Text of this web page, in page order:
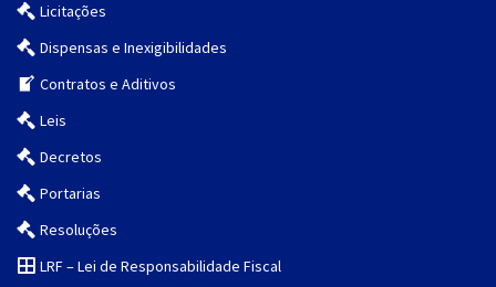
Licitações
Dispensas e Inexigibilidades
Contratos e Aditivos
Leis
Decretos
Portarias
Resoluções
LRF – Lei de Responsabilidade Fiscal